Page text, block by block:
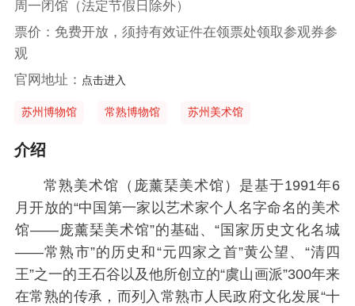
周一闭馆（法定节假日除外）
票价：免费开放，须持有效证件在领票处领取参观券参
观
官网地址： 点击进入
苏州博物馆 常熟博物馆 苏州美术馆
介绍
常熟美术馆（庞薰琹美术馆）是基于1991年6
月开放的“中国第一家以艺术家个人名字命名的美术
馆——庞薰琹美术馆”的基础、“国家历史文化名城
——常熟市”的历史和“元四家之首”黄公望、“清四
王”之一的王石谷以及他所创立的“虞山画派”300年来
在常熟的传承，而列入常熟市人民政府文化发展“十